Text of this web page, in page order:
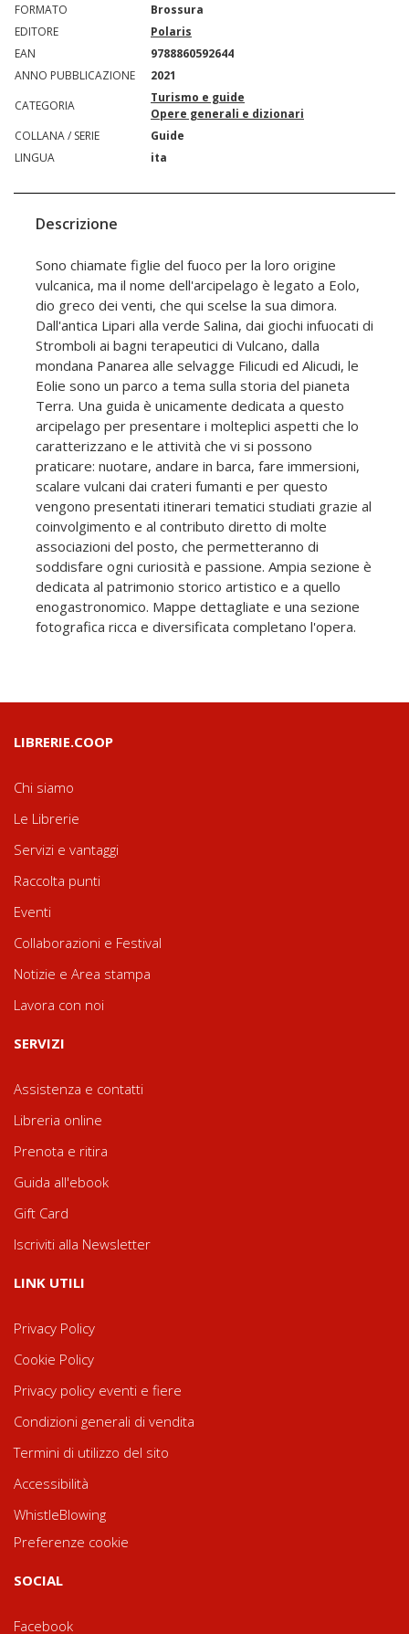
FORMATO
Brossura
EDITORE
Polaris
EAN
9788860592644
ANNO PUBBLICAZIONE
2021
CATEGORIA
Turismo e guide
Opere generali e dizionari
COLLANA / SERIE
Guide
LINGUA
ita
Descrizione
Sono chiamate figlie del fuoco per la loro origine
vulcanica, ma il nome dell'arcipelago è legato a Eolo,
dio greco dei venti, che qui scelse la sua dimora.
Dall'antica Lipari alla verde Salina, dai giochi infuocati di
Stromboli ai bagni terapeutici di Vulcano, dalla
mondana Panarea alle selvagge Filicudi ed Alicudi, le
Eolie sono un parco a tema sulla storia del pianeta
Terra. Una guida è unicamente dedicata a questo
arcipelago per presentare i molteplici aspetti che lo
caratterizzano e le attività che vi si possono
praticare: nuotare, andare in barca, fare immersioni,
scalare vulcani dai crateri fumanti e per questo
vengono presentati itinerari tematici studiati grazie al
coinvolgimento e al contributo diretto di molte
associazioni del posto, che permetteranno di
soddisfare ogni curiosità e passione. Ampia sezione è
dedicata al patrimonio storico artistico e a quello
enogastronomico. Mappe dettagliate e una sezione
fotografica ricca e diversificata completano l'opera.
LIBRERIE.COOP
Chi siamo
Le Librerie
Servizi e vantaggi
Raccolta punti
Eventi
Collaborazioni e Festival
Notizie e Area stampa
Lavora con noi
SERVIZI
Assistenza e contatti
Libreria online
Prenota e ritira
Guida all'ebook
Gift Card
Iscriviti alla Newsletter
LINK UTILI
Privacy Policy
Cookie Policy
Privacy policy eventi e fiere
Condizioni generali di vendita
Termini di utilizzo del sito
Accessibilità
WhistleBlowing
Preferenze cookie
SOCIAL
Facebook